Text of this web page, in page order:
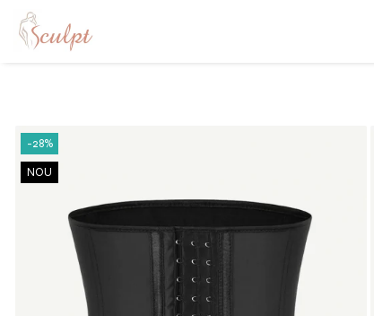
Body modelator
Chiloti modelatori
-28%
NOU